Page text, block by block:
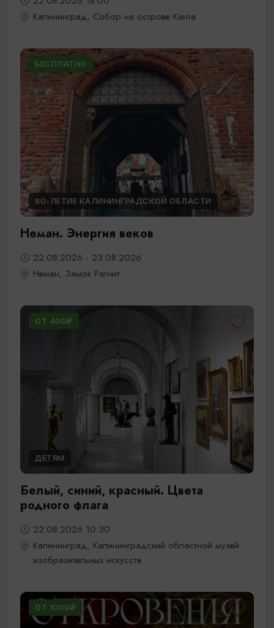
Калининград, Собор на острове Канта
БЕСПЛАТНО
80-ЛЕТИЕ КАЛИНИНГРАДСКОЙ ОБЛАСТИ
Неман. Энергия веков
22.08.2026 - 23.08.2026
Неман, Замок Рагнит
ОТ 400₽
ДЕТЯМ
Белый, синий, красный. Цвета
родного флага
22.08.2026 10:30
Калининград, Калининградский областной музей
изобразительных искусств
ОТ 1000₽